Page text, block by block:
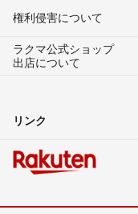
権利侵害について
ラクマ公式ショップ
出店について
リンク